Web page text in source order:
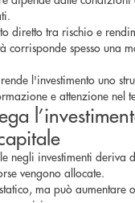
diretto tra rischio e
corrisponde spesso una
l'investimento uno
e attenzione nel
negli investimenti deriva
vengono allocate.
ma può aumentare